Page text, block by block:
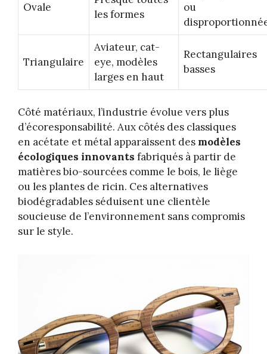
Ovale
les formes
ou
Triangulaire
Aviateur, cat-
eye, modèles
larges en haut
Rectangulaires
basses
Côté matériaux, l’industrie évolue vers plus
d’écoresponsabilité. Aux côtés des classiques
en acétate et métal apparaissent des modèles
écologiques innovants fabriqués à partir de
matières bio-sourcées comme le bois, le liège
ou les plantes de ricin. Ces alternatives
biodégradables séduisent une clientèle
soucieuse de l’environnement sans compromis
sur le style.